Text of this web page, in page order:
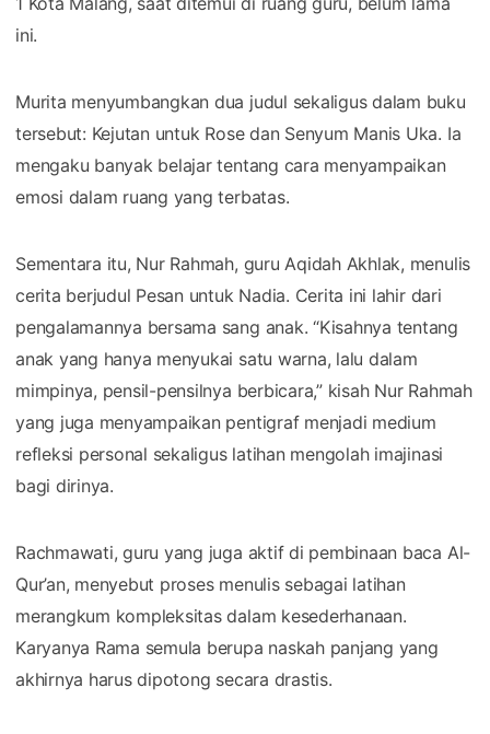
ini.
Murita menyumbangkan dua judul sekaligus dalam buku
tersebut: Kejutan untuk Rose dan Senyum Manis Uka. Ia
mengaku banyak belajar tentang cara menyampaikan
emosi dalam ruang yang terbatas.
Sementara itu, Nur Rahmah, guru Aqidah Akhlak, menulis
cerita berjudul Pesan untuk Nadia. Cerita ini lahir dari
pengalamannya bersama sang anak. “Kisahnya tentang
anak yang hanya menyukai satu warna, lalu dalam
mimpinya, pensil-pensilnya berbicara,” kisah Nur Rahmah
yang juga menyampaikan pentigraf menjadi medium
refleksi personal sekaligus latihan mengolah imajinasi
bagi dirinya.
Rachmawati, guru yang juga aktif di pembinaan baca Al-
Qur’an, menyebut proses menulis sebagai latihan
merangkum kompleksitas dalam kesederhanaan.
Karyanya Rama semula berupa naskah panjang yang
akhirnya harus dipotong secara drastis.